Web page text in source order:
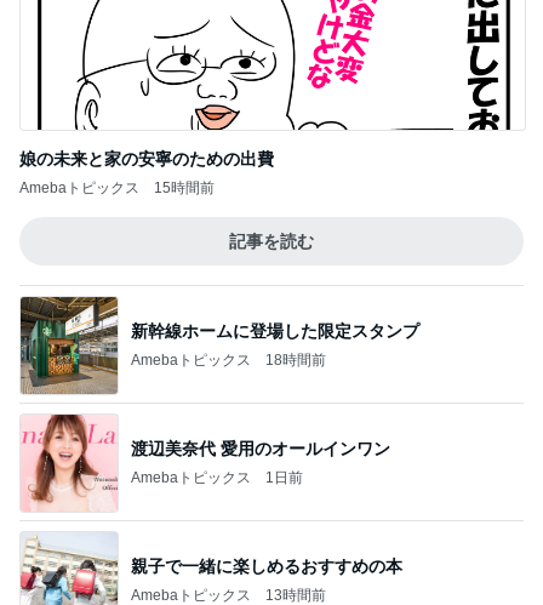
娘の未来と家の安寧のための出費
Amebaトピックス 15時間前
記事を読む
新幹線ホームに登場した限定スタンプ
Amebaトピックス 18時間前
渡辺美奈代 愛用のオールインワン
Amebaトピックス 1日前
親子で一緒に楽しめるおすすめの本
Amebaトピックス 13時間前